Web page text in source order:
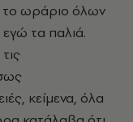
το ωράριο όλων
τα παλιά.
κείμενα, όλα